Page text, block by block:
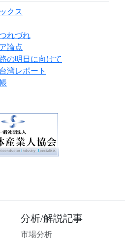
クス
れづれ
論点
の明日に向けて
湾レポート
分析/解説記事
市場分析